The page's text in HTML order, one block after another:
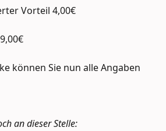
Vorteil 4,00€
können Sie nun alle Angaben
an dieser Stelle: